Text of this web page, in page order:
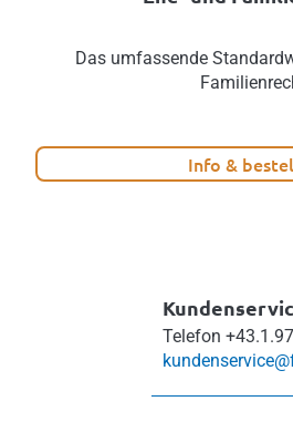
Das umfassende
Info &
Telefon